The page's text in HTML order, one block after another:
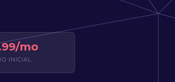
mo
INICIAL